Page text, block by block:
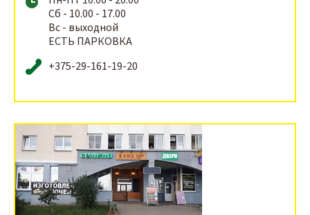
Сб - 10.00 - 17.00
Вс - выходной
ЕСТЬ ПАРКОВКА
+375-29-161-19-20